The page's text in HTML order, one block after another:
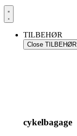
TILBEHØR
Close TILBEHØR
cykelbagage